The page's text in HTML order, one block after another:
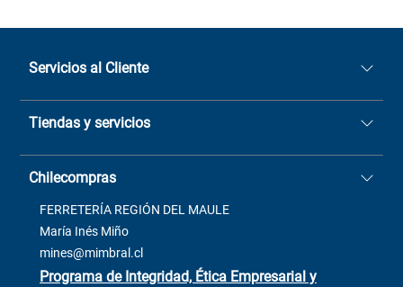
Servicios al Cliente
Quiénes somos
Sucursales
Términos y condiciones
Contacto
Venta Terreno
Trabaja con Nosotros
Tiendas y servicios
Casa Matriz: Avenida Chorrillos
2137 San Javier, Fono (73)
Chilecompras
FERRETERÍA REGIÓN DEL MAULE
María Inés Miño
mines@mimbral.cl
Programa de Integridad, Ética Empresarial y